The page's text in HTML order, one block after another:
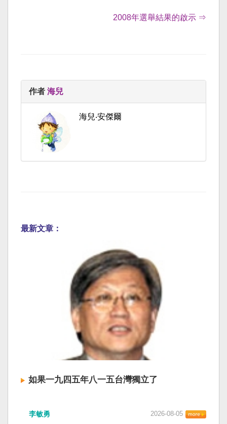
2008年選舉結果的啟示 ⇒
作者 海兒
海兒‧安傑爾
最新文章：
如果一九四五年八一五台灣獨立了
李敏勇 2026-08-05